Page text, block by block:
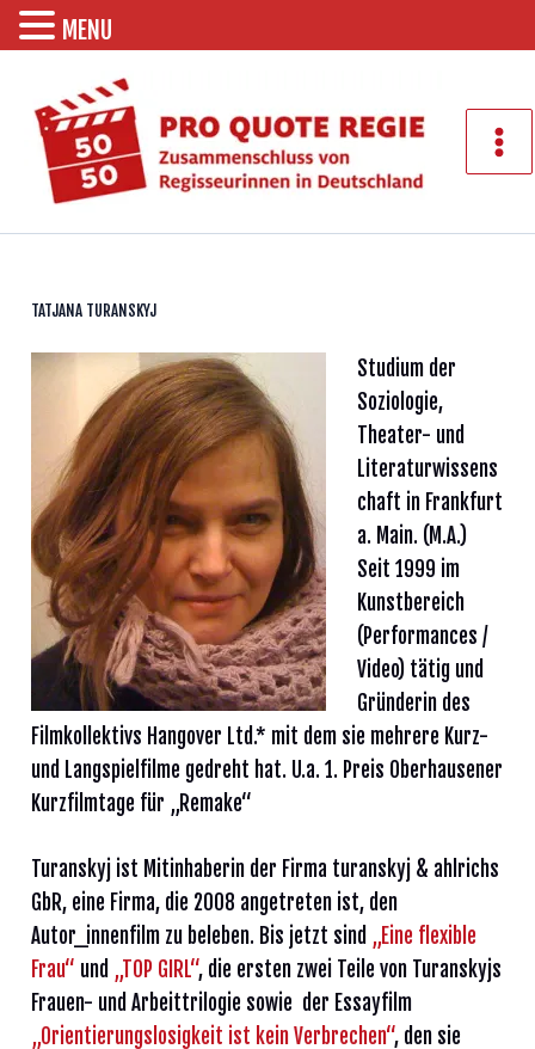
springen
TATJANA TURANSKYJ
Studium der
Soziologie,
Theater- und
Literaturwissens
chaft in Frankfurt
a. Main. (M.A.)
Seit 1999 im
Kunstbereich
(Performances /
Video) tätig und
Gründerin des
Filmkollektivs Hangover Ltd.* mit dem sie mehrere Kurz-
und Langspielfilme gedreht hat. U.a. 1. Preis Oberhausener
Kurzfilmtage für „Remake“
Turanskyj ist Mitinhaberin der Firma turanskyj & ahlrichs
GbR, eine Firma, die 2008 angetreten ist, den
Autor_innenfilm zu beleben. Bis jetzt sind „Eine flexible
Frau“ und „TOP GIRL“, die ersten zwei Teile von Turanskyjs
Frauen- und Arbeittrilogie sowie der Essayfilm
„Orientierungslosigkeit ist kein Verbrechen“, den sie
MENU